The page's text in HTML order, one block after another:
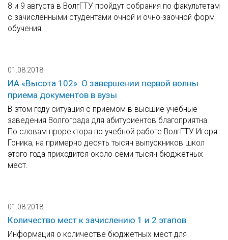
8 и 9 августа в ВолгГТУ пройдут собрания по факультетам
с зачисленными студентами очной и очно-заочной форм
обучения.
01.08.2018
ИА «Высота 102»: О завершении первой волны
приема документов в вузы
В этом году ситуация с приемом в высшие учебные
заведения Волгограда для абитуриентов благоприятна.
По словам проректора по учебной работе ВолгГТУ Игоря
Гоника, на примерно десять тысяч выпускников школ
этого года приходится около семи тысяч бюджетных
мест.
01.08.2018
Количество мест к зачислению 1 и 2 этапов
Информация о количестве бюджетных мест для